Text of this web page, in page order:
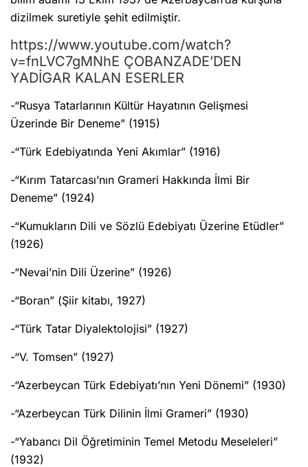
dizilmek suretiyle şehit edilmiştir.
https://www.youtube.com/watch?
v=fnLVC7gMNhE ÇOBANZADE’DEN
YADİGAR KALAN ESERLER
-“Rusya Tatarlarının Kültür Hayatının Gelişmesi
Üzerinde Bir Deneme” (1915)
-“Türk Edebiyatında Yeni Akımlar” (1916)
-“Kırım Tatarcası’nın Grameri Hakkında İlmi Bir
Deneme” (1924)
-“Kumukların Dili ve Sözlü Edebiyatı Üzerine Etüdler”
(1926)
-“Nevai’nin Dili Üzerine” (1926)
-“Boran” (Şiir kitabı, 1927)
-“Türk Tatar Diyalektolojisi” (1927)
-“V. Tomsen” (1927)
-“Azerbeycan Türk Edebiyatı’nın Yeni Dönemi” (1930)
-“Azerbeycan Türk Dilinin İlmi Grameri” (1930)
-“Yabancı Dil Öğretiminin Temel Metodu Meseleleri”
(1932)